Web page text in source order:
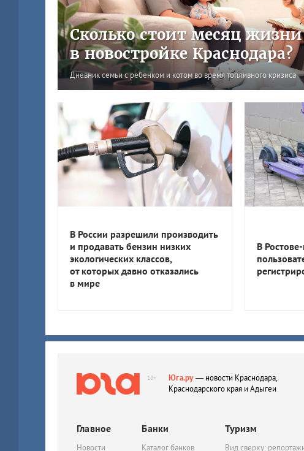
Сколько стоит месяц жизни
в новостройке Краснодара?
Дневник семьи с ребенком и котом во время топливного кризиса
В России разрешили производить
и продавать бензин низких
экологических классов,
от которых давно отказались
в мире
В
18+ Юга.ру— новости Краснодара,
Краснодарского края и Адыгеи
Главное
Новости
Банки
Каталог банков
Туризм
Вид сверху: